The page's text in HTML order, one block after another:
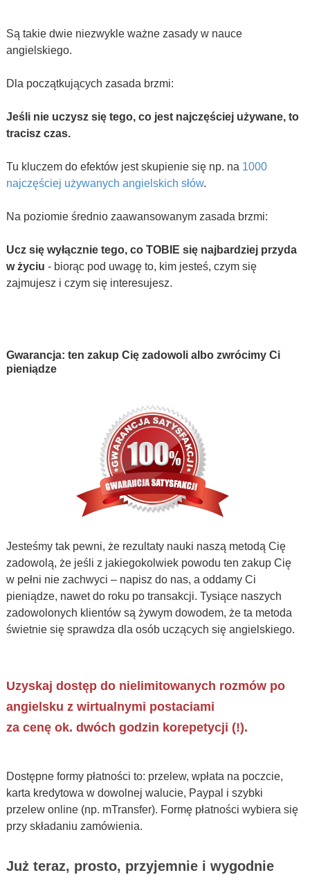
Są takie dwie niezwykle ważne zasady w nauce
angielskiego.
Dla początkujących zasada brzmi:
Jeśli nie uczysz się tego, co jest najczęściej używane, to
tracisz czas.
Tu kluczem do efektów jest skupienie się np. na 1000
najczęściej używanych angielskich słów.
Na poziomie średnio zaawansowanym zasada brzmi:
Ucz się wyłącznie tego, co TOBIE się najbardziej przyda
w życiu - biorąc pod uwagę to, kim jesteś, czym się
zajmujesz i czym się interesujesz.
Gwarancja: ten zakup Cię zadowoli albo zwrócimy Ci
pieniądze
Jesteśmy tak pewni, że rezultaty nauki naszą metodą Cię
zadowolą, że jeśli z jakiegokolwiek powodu ten zakup Cię
w pełni nie zachwyci – napisz do nas, a oddamy Ci
pieniądze, nawet do roku po transakcji. Tysiące naszych
zadowolonych klientów są żywym dowodem, że ta metoda
świetnie się sprawdza dla osób uczących się angielskiego.
Uzyskaj dostęp do nielimitowanych rozmów po
angielsku z wirtualnymi postaciami
za cenę ok. dwóch godzin korepetycji (!).
Dostępne formy płatności to: przelew, wpłata na poczcie,
karta kredytowa w dowolnej walucie, Paypal i szybki
przelew online (np. mTransfer). Formę płatności wybiera się
przy składaniu zamówienia.
Już teraz, prosto, przyjemnie i wygodnie